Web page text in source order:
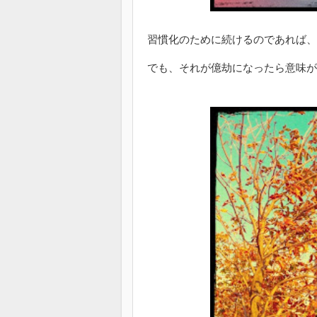
習慣化のために続けるのであれば
でも、それが億劫になったら意味